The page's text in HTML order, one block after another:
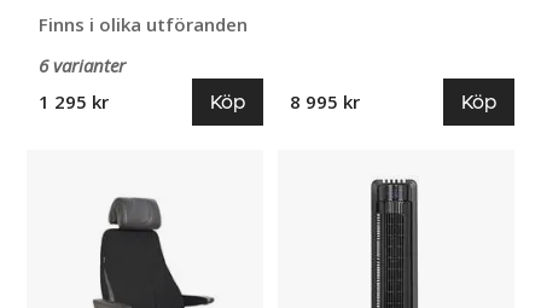
Finns i olika utföranden
6 varianter
1 295 kr
Köp 8 995 kr Köp